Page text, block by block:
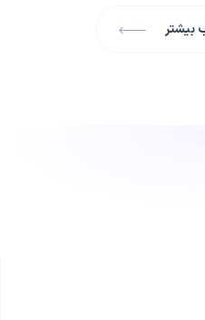
بیشتر